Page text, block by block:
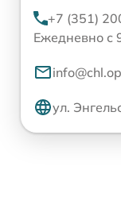
+7 (351)
Ежедневно с
ул.